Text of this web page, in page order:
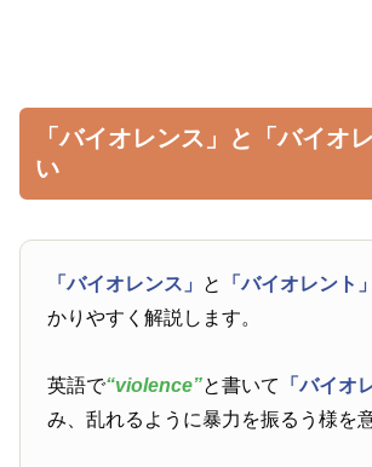
「バイオレンス」と「バイオ
い
「バイオレンス」 と 「バイオレント
かりやすく解説します。
英語で“violence”と書いて 「バイオ
み、乱れるように暴力を振るう様を